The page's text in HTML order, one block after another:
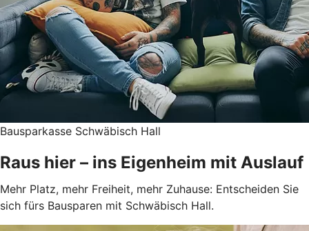
Bausparkasse Schwäbisch Hall
Raus hier – ins Eigenheim mit Auslauf
Mehr Platz, mehr Freiheit, mehr Zuhause: Entscheiden Sie
sich fürs Bausparen mit Schwäbisch Hall.